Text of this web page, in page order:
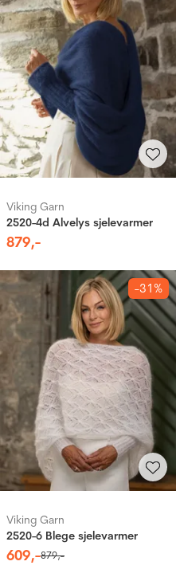
Viking Garn
2520-4d Alvelys sjelevarmer
879,-
-31%
Viking Garn
2520-6 Blege sjelevarmer
609,-879,-